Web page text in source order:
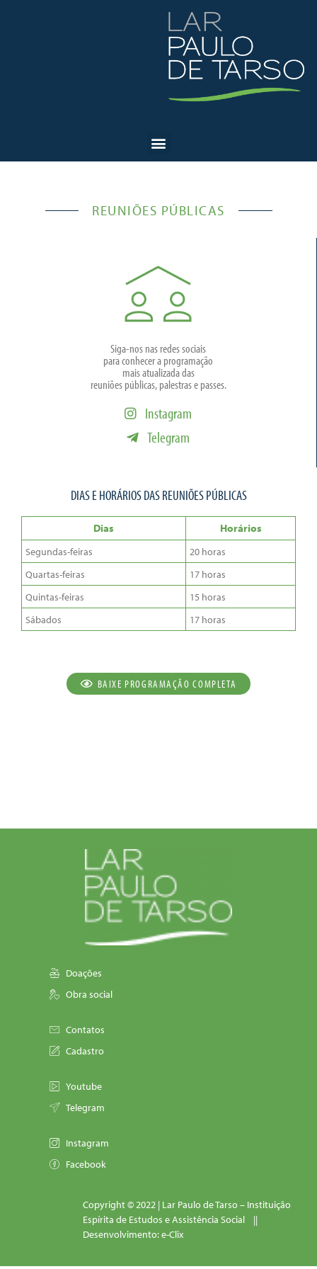
REUNIÕES PÚBLICAS
Siga-nos nas redes sociais
para conhecer a programação
mais atualizada das
reuniões públicas, palestras e passes.
Instagram
Telegram
DIAS E HORÁRIOS DAS REUNIÕES PÚBLICAS
Dias
Horários
Segundas-feiras
20 horas
Quartas-feiras
17 horas
Quintas-feiras
15 horas
Sábados
17 horas
BAIXE PROGRAMAÇÃO COMPLETA
Doações
Obra social
Contatos
Cadastro
Youtube
Telegram
Instagram
Facebook
Copyright © 2022 | Lar Paulo de Tarso – Instituição
Espírita de Estudos e Assistência Social ||
Desenvolvimento: e-Clix